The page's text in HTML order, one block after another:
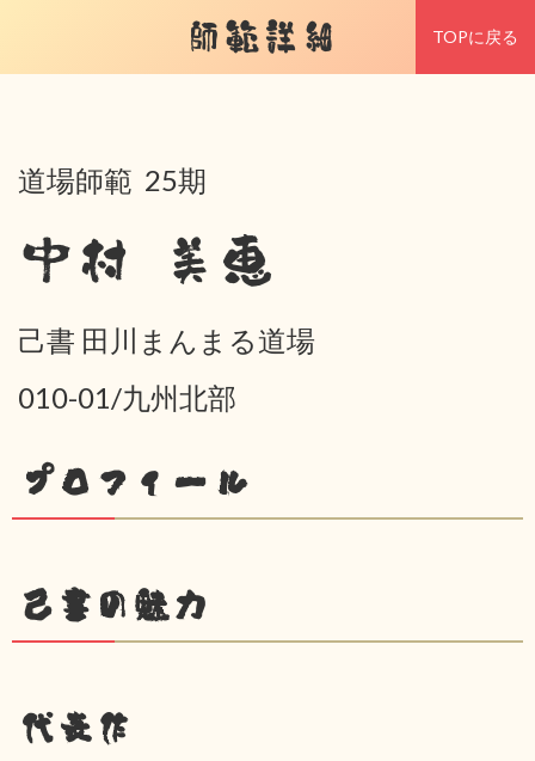
師範詳細 TOPに戻る
道場師範 25期
中村 美恵
己書 田川まんまる道場
010-01/九州北部
プロフィール
己書の魅力
代表作